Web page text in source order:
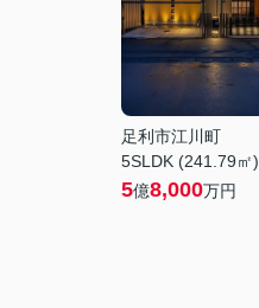
足利市江川町
5SLDK (241.79㎡)
5億8,000万円